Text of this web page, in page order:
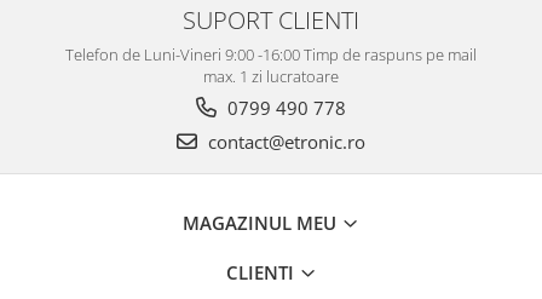
SUPORT CLIENTI
Telefon de Luni-Vineri 9:00 -16:00 Timp de raspuns pe mail
max. 1 zi lucratoare
0799 490 778
contact@etronic.ro
MAGAZINUL MEU
CLIENTI